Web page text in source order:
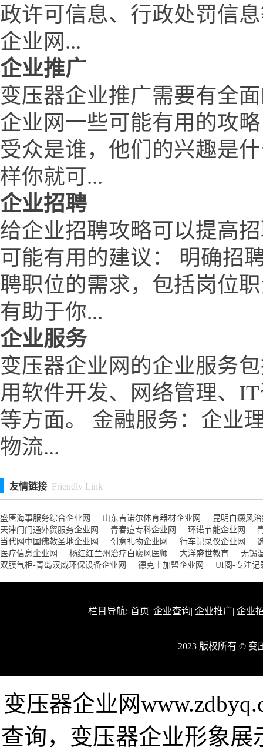
政许可信息、行政处罚信
企业网...
企业推广
变压器企业推广需要有全
企业网一些可能有用的攻
受众是谁，他们的兴趣是
样你就可...
企业招聘
给企业招聘攻略可以提高
可能有用的建议： 明确招
聘职位的需求，包括岗位
有助于你...
企业服务
变压器企业网的企业服务
用软件开发、网络管理、
等方面。 金融服务：企业
物流...
友情链接 Friendly Link
盛唐海事服务综合企业网 山东吉诺尔体育器材企业网
昆明白癜风
天津门门通外贸服务企业网
青春痘专科企业网 环诺节能企业网
当代网中国佛教圣地企业网
创意礼物企业网 行车记录仪企业网
医疗信息企业网
杨红红兰州治疗白癜风医师 大洋盛世教育
无锡
双膜气柜-青岛汉威环保设备企业网
德克士加盟企业网 UI阁-专注记
栏目导航: 首页| 企业查询| 企业推广| 企业
2023 版权所有 ©
变压器企业网
查询，变压器企业形象